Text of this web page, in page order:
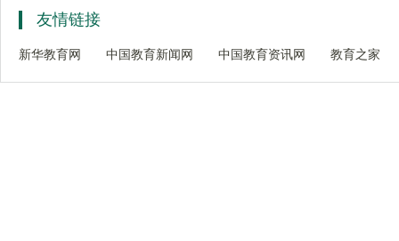
友情链接
新华教育网 中国教育新闻网 中国教育资讯网 教育之家